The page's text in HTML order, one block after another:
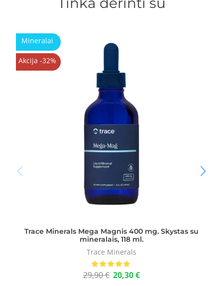
Mineralai
Akcija -32%
Trace Minerals Mega Magnis 400 mg. Skystas su
mineralais, 118 ml.
Trace Minerals
29,90€ 20,30€